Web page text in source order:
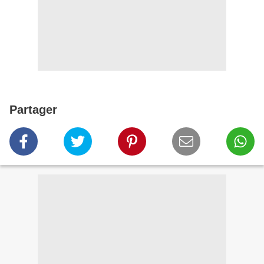
Partager